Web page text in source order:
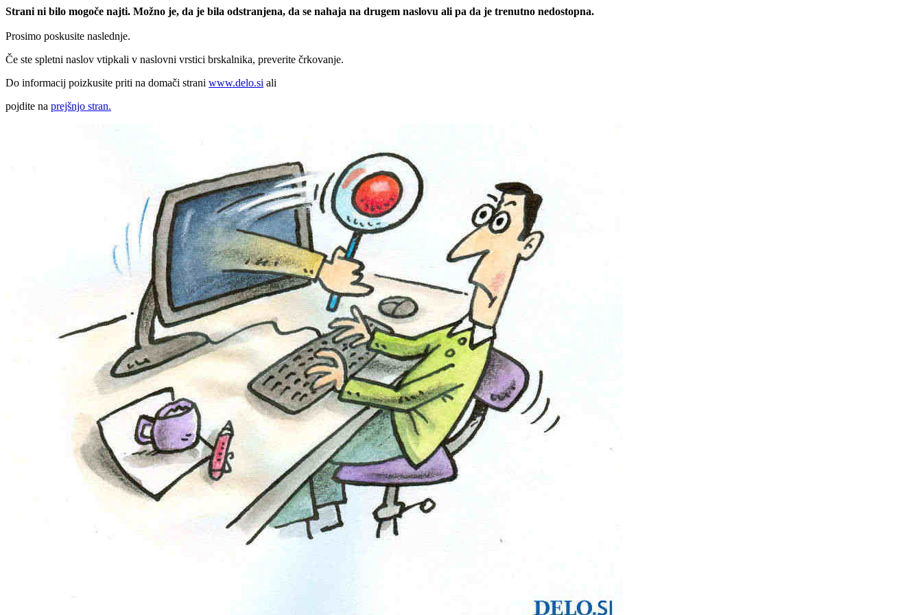
Strani ni bilo mogoče najti. Možno je, da je bila odstranjena, da se nahaja na drugem naslovu ali pa da je trenutno nedostopna.
Prosimo poskusite naslednje.
Če ste spletni naslov vtipkali v naslovni vrstici brskalnika, preverite črkovanje.
Do informacij poizkusite priti na domači strani www.delo.si ali
pojdite na prejšnjo stran.